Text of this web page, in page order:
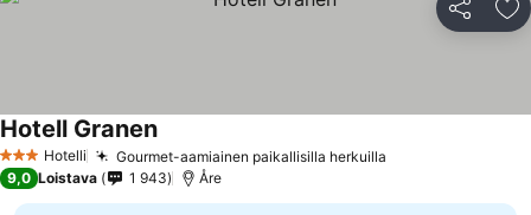
Jaa
3 Tähtiluokitus
Hotelli Gourmet-aamiainen paikallisilla herkuilla
Hotell Granen
9,0 Loistava 1 943 Åre